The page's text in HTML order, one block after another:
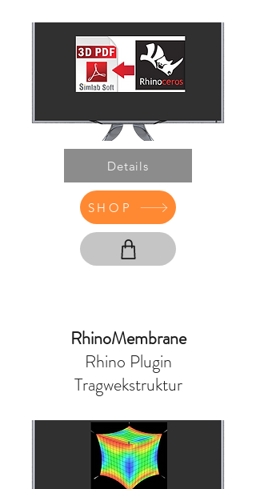
Details
SHOP
RhinoMembrane
Rhino Plugin
Tragwekstruktur